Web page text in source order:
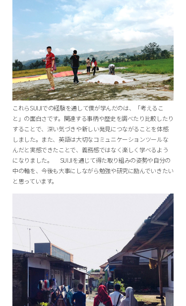
これらSUIJIでの経験を通して僕が学んだのは、「考えるこ
と」の面白さです。関連する事柄や歴史を調べたり比較したり
することで、深い気づきや新しい発見につながることを体感
しました。また、英語は大切なコミュニケーションツールな
んだと実感できたことで、義務感ではなく楽しく学べるよう
になりました。 SUIJIを通じて得た取り組みの姿勢や自分の
中の軸を、今後も大事にしながら勉強や研究に励んでいきたい
と思っています。